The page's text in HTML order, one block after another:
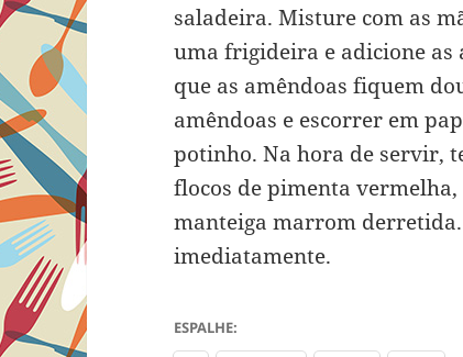
saladeira. Misture com as
uma frigideira e adicione as
que as amêndoas fiquem
amêndoas e escorrer em
potinho. Na hora de servir,
flocos de pimenta vermelha,
manteiga marrom
imediatamente.
ESPALHE: